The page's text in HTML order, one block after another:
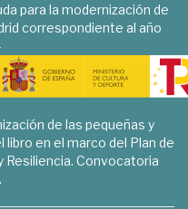
para la modernización de
correspondiente al año
de las pequeñas y
en el marco del Plan de
Resiliencia. Convocatoria